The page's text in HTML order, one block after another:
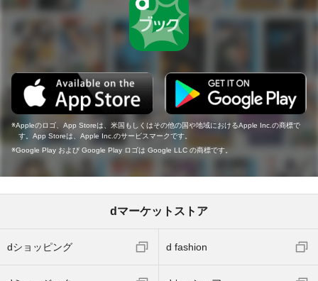
Appleのロゴ、App Storeは、米国もしくはその他の国や地域におけるApple Inc.の商標で
す。App Storeは、Apple Inc.のサービスマークです。
Google Play および Google Play ロゴは Google LLC の商標です。
dマーケットストア
dショッピング d fashion